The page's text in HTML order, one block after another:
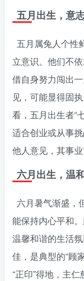
五月出生，意
五月属兔人个性
立意识。他们不
借自身努力闯出
见，可能显得固
看，五月出生者“
适合创业或从事
他人意见，其事业
六月出生，温
六月暑气渐盛，
能保持内心平和
温馨和谐的生活
佳，是典型的“顾
“正印”得地，主